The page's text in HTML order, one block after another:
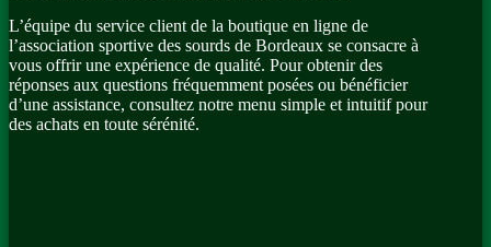
L’équipe du service client de la boutique en ligne de
l’association sportive des sourds de Bordeaux se consacre à
vous offrir une expérience de qualité. Pour obtenir des
réponses aux questions fréquemment posées ou bénéficier
d’une assistance, consultez notre menu simple et intuitif pour
des achats en toute sérénité.